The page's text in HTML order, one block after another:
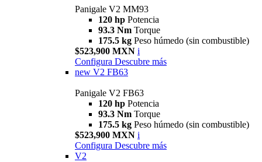
Panigale V2 MM93
120 hp Potencia
93.3 Nm Torque
175.5 kg Peso húmedo (sin combustible)
$523,900 MXN i
Configura Descubre más
new V2 FB63
Panigale V2 FB63
120 hp Potencia
93.3 Nm Torque
175.5 kg Peso húmedo (sin combustible)
$523,900 MXN i
Configura Descubre más
V2